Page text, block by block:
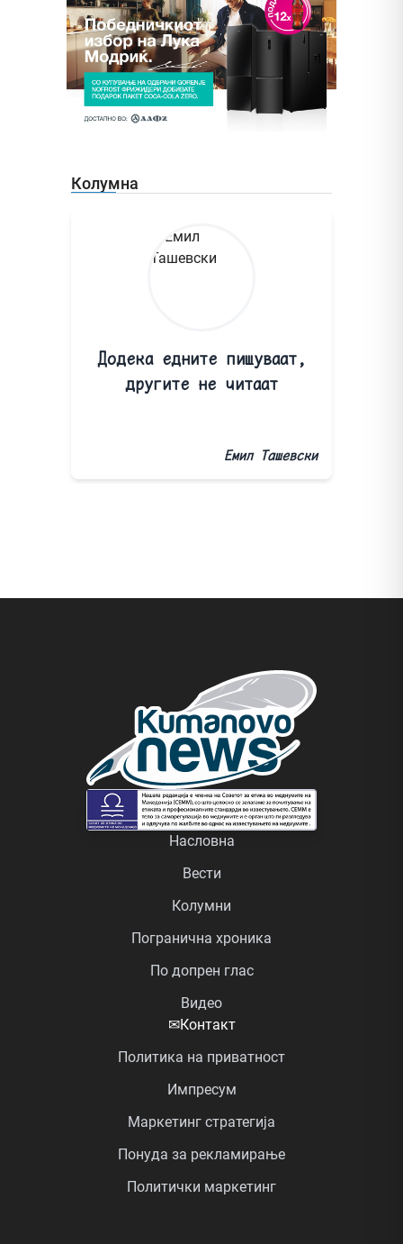
Колумна
Додека едните пишуваат,
другите не читаат
Емил Ташевски
Насловна
Вести
Колумни
Погранична хроника
По допрен глас
Видео
✉Контакт
Политика на приватност
Импресум
Маркетинг стратегија
Понуда за рекламирање
Политички маркетинг